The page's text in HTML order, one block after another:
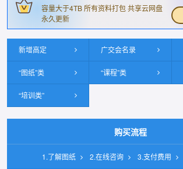
容量大于4TB 所有资料打包 共享云网盘
永久更新
新增高定 广交会名录
“图纸”类 “课程”类
“培训类”
购买流程
1.了解图纸 2.在线咨询 3.支付费用